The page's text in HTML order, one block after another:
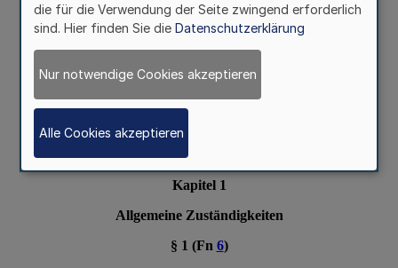
die für die Verwendung der Seite zwingend erforderlich
sind. Hier finden Sie die Datenschutzerklärung
Nur notwendige Cookies akzeptieren
Alle Cookies akzeptieren